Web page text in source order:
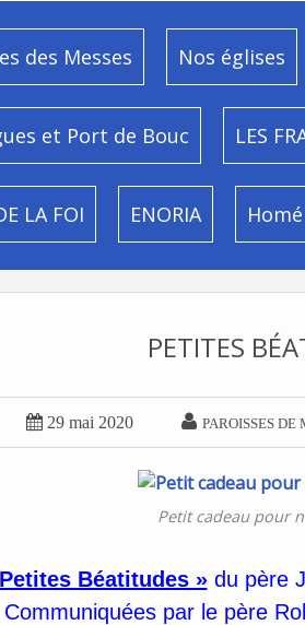
des Messes Nos églises
et Port de Bouc LES
LA FOI ENORIA
PETITES
 29 mai 2020  PAROISSES DE
Petit cadeau pour
Béatitudes »du père
Communiquées par le père